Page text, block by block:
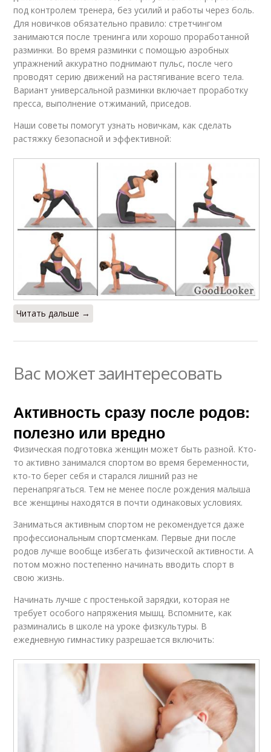
под контролем тренера, без усилий и работы через боль.
Для новичков обязательно правило: стретчингом
занимаются после тренинга или хорошо проработанной
разминки. Во время разминки с помощью аэробных
упражнений аккуратно поднимают пульс, после чего
проводят серию движений на растягивание всего тела.
Вариант универсальной разминки включает проработку
пресса, выполнение отжиманий, приседов.
Наши советы помогут узнать новичкам, как сделать
растяжку безопасной и эффективной:
Читать дальше →
Вас может заинтересовать
Активность сразу после родов:
полезно или вредно
Физическая подготовка женщин может быть разной. Кто-
то активно занимался спортом во время беременности,
кто-то берег себя и старался лишний раз не
перенапрягаться. Тем не менее после рождения малыша
все женщины находятся в почти одинаковых условиях.
Заниматься активным спортом не рекомендуется даже
профессиональным спортсменкам. Первые дни после
родов лучше вообще избегать физической активности. А
потом можно постепенно начинать вводить спорт в
свою жизнь.
Начинать лучше с простенькой зарядки, которая не
требует особого напряжения мышц. Вспомните, как
разминались в школе на уроке физкультуры. В
ежедневную гимнастику разрешается включить: